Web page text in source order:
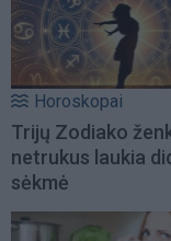
Horoskopai
Trijų Zodiako
netrukus laukia
sėkmė